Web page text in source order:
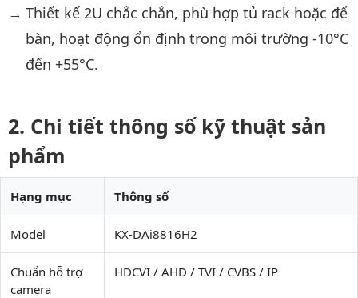
Thiết kế 2U chắc chắn, phù hợp tủ rack hoặc để
bàn, hoạt động ổn định trong môi trường -10°C
đến +55°C.
Chi tiết thông số kỹ thuật sản
phẩm
Hạng mục Thông số
Model KX-DAi8816H2
Chuẩn hỗ trợ
camera
HDCVI / AHD / TVI / CVBS / IP